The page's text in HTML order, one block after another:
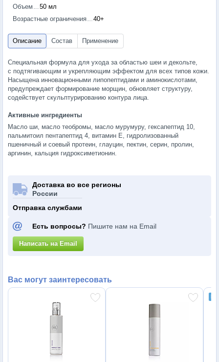
Объем
50 мл
Возрастные ограничения
40+
Специальная формула для ухода за областью шеи и декольте,
с подтягивающим и укрепляющим эффектом для всех типов кожи.
Насыщена инновационными липопептидами и аминокислотами,
предупреждает формирование морщин, обновляет структуру,
содействует скульптурированию контура лица.
Активные ингредиенты
Масло ши, масло теобромы, масло мурумуру, гексапептид 10,
пальмитоил пентапептид 4, витамин Е, гидролизованный
пшеничный и соевый протеин, глауцин, пектин, серин, пролин,
аргинин, кальция гидроксиметионин.
Доставка во все регионы
России
Отправка службами
Есть вопросы? Пишите нам на Email
Написать на Email
Вас могут заинтересовать